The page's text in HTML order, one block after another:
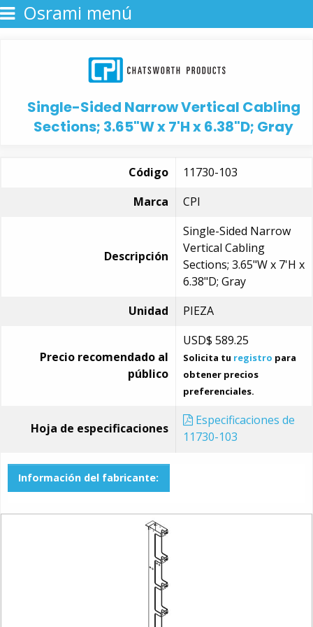
Osrami menú
Single-Sided Narrow Vertical Cabling
Sections; 3.65"W x 7'H x 6.38"D; Gray
Código
11730-103
Marca
CPI
Descripción
Single-Sided Narrow
Vertical Cabling
Sections; 3.65"W x 7'H x
6.38"D; Gray
Unidad
PIEZA
Precio recomendado al
público
USD$ 589.25
Solicita tu registro para
obtener precios
preferenciales.
Hoja de especificaciones
Especificaciones de
11730-103
Información del fabricante: